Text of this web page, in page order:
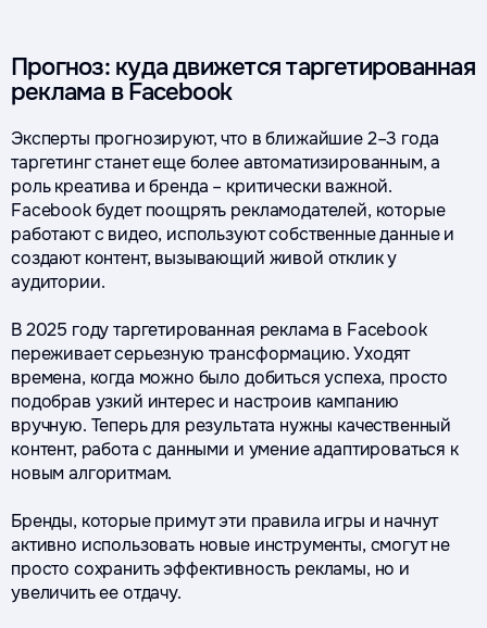
Прогноз: куда движется таргетированная
реклама в Facebook
Эксперты прогнозируют, что в ближайшие 2–3 года
таргетинг станет еще более автоматизированным, а
роль креатива и бренда – критически важной.
Facebook будет поощрять рекламодателей, которые
работают с видео, используют собственные данные и
создают контент, вызывающий живой отклик у
аудитории.
В 2025 году таргетированная реклама в Facebook
переживает серьезную трансформацию. Уходят
времена, когда можно было добиться успеха, просто
подобрав узкий интерес и настроив кампанию
вручную. Теперь для результата нужны качественный
контент, работа с данными и умение адаптироваться к
новым алгоритмам.
Бренды, которые примут эти правила игры и начнут
активно использовать новые инструменты, смогут не
просто сохранить эффективность рекламы, но и
увеличить ее отдачу.